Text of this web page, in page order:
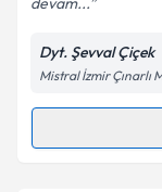
Kişisel
Metni'ni
Dyt. Şevval Çiçek
Mistral İzmir Çınarlı
Randevu